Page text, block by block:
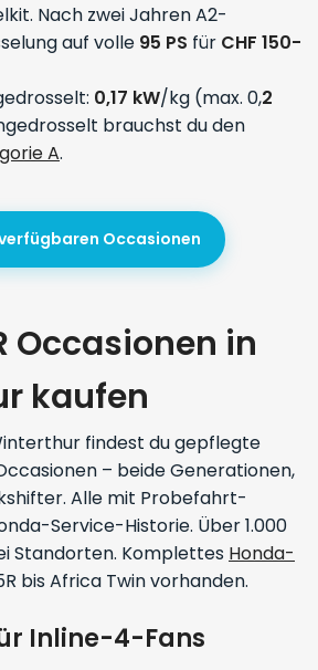
Nach zwei Jahren A2-
auf volle 95 PS für CHF 150-
0,17 kW/kg (max. 0,2
brauchst du den
A.
Occasionen
Occasionen in
kaufen
findest du gepflegte
– beide Generationen,
Alle mit Probefahrt-
Service-Historie. Über 1.000
Standorten. Komplettes Honda-
bis Africa Twin vorhanden.
Inline-4-Fans